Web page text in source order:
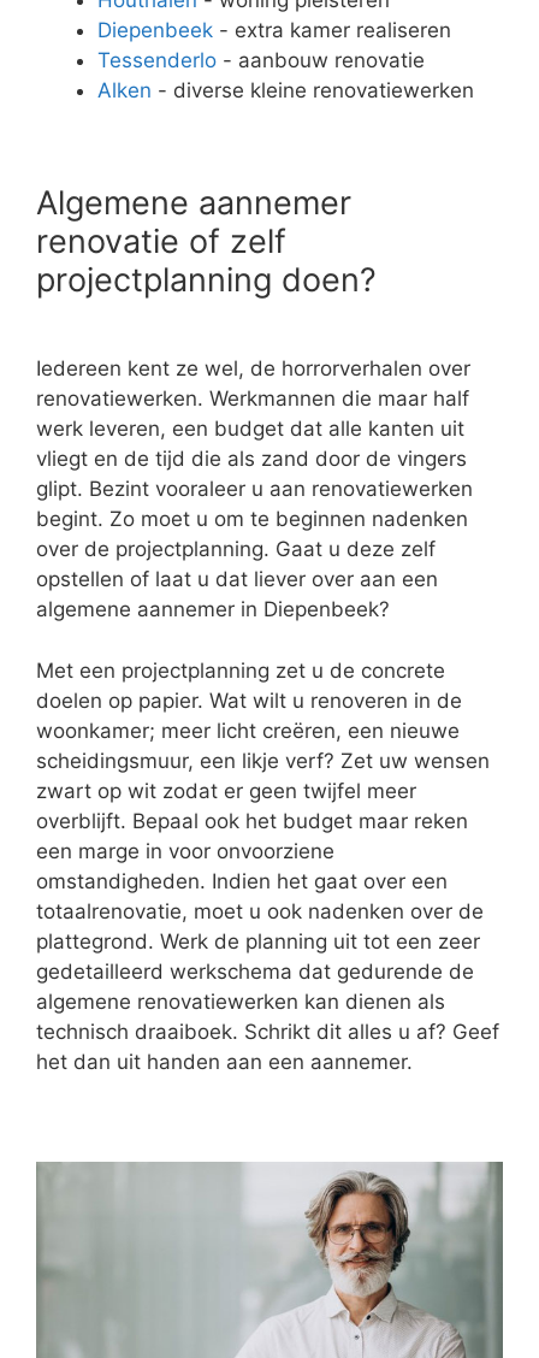
Diepenbeek - extra kamer realiseren
Tessenderlo - aanbouw renovatie
Alken - diverse kleine renovatiewerken
Algemene aannemer
renovatie of zelf
projectplanning doen?
Iedereen kent ze wel, de horrorverhalen over
renovatiewerken. Werkmannen die maar half
werk leveren, een budget dat alle kanten uit
vliegt en de tijd die als zand door de vingers
glipt. Bezint vooraleer u aan renovatiewerken
begint. Zo moet u om te beginnen nadenken
over de projectplanning. Gaat u deze zelf
opstellen of laat u dat liever over aan een
algemene aannemer in Diepenbeek?
Met een projectplanning zet u de concrete
doelen op papier. Wat wilt u renoveren in de
woonkamer; meer licht creëren, een nieuwe
scheidingsmuur, een likje verf? Zet uw wensen
zwart op wit zodat er geen twijfel meer
overblijft. Bepaal ook het budget maar reken
een marge in voor onvoorziene
omstandigheden. Indien het gaat over een
totaalrenovatie, moet u ook nadenken over de
plattegrond. Werk de planning uit tot een zeer
gedetailleerd werkschema dat gedurende de
algemene renovatiewerken kan dienen als
technisch draaiboek. Schrikt dit alles u af? Geef
het dan uit handen aan een aannemer.